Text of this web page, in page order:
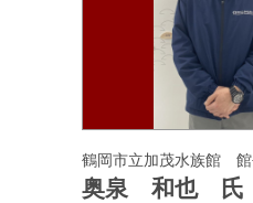
鶴岡市立加茂水族館
奥泉 和也 氏